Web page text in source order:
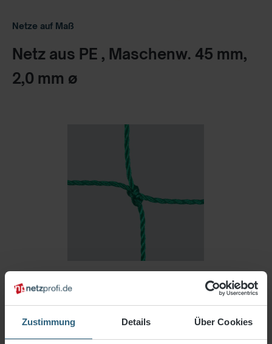
Zustimmung Details Über Cookies
Netze auf Maß
Netz aus PE , Maschenw. 45 mm,
2,0 mm ø
Gesamtfläche:0,5m²